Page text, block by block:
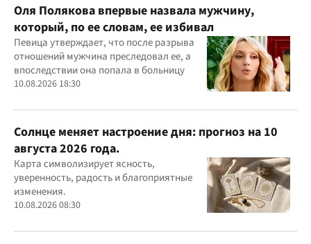
Оля Полякова впервые назвала мужчину,
который, по ее словам, ее избивал
Певица утверждает, что после разрыва
отношений мужчина преследовал ее, а
впоследствии она попала в больницу
10.08.2026 18:30
Солнце меняет настроение дня: прогноз на 10
августа 2026 года.
Карта символизирует ясность,
уверенность, радость и благоприятные
изменения.
10.08.2026 08:30